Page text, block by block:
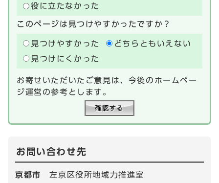
役に立たなかった
このページは見つけやすかったですか？
見つけやすかった
どちらともいえない
見つけにくかった
お寄せいただいたご意見は、今後のホームペー
ジ運営の参考とします。
お問い合わせ先
京都市左京区役所地域力推進室